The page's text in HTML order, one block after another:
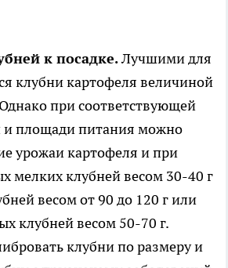
к посадке.Лучшими для
клубни картофеля величиной
при соответствующей
и площади питания можно
урожаи картофеля и при
мелких клубней весом 30-40 г
весом от 90 до 120 г или
клубней весом 50-70 г.
клубни по размеру и